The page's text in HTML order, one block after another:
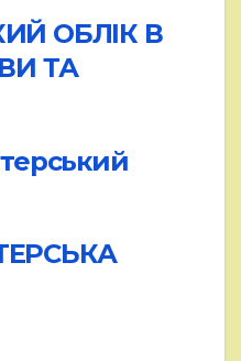
ОБЛІК В
ТА